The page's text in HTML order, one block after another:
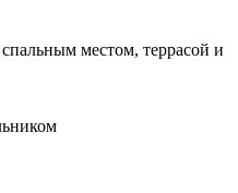
местом, террасой и